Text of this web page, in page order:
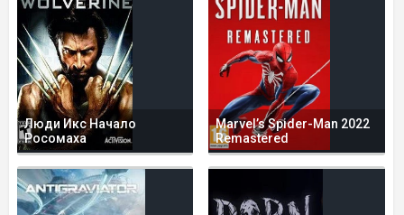
Люди Икс Начало
Росомаха
Marvel’s Spider-Man 2022
Remastered